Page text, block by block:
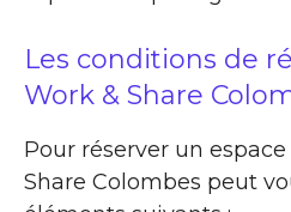
Les conditions de
Work & Share
Pour réserver un
Share Colombes peut